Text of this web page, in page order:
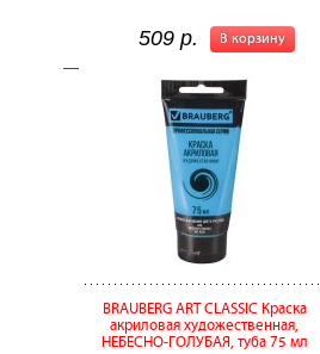
В корзину
509 р.
BRAUBERG ART CLASSIC Краска
акриловая художественная,
НЕБЕСНО-ГОЛУБАЯ, туба 75 мл